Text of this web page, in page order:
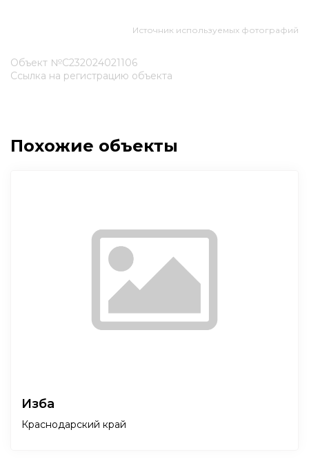
Источник используемых фотографий
Объект №С232024021106
Ссылка на регистрацию объекта
Похожие объекты
Изба
Краснодарский край